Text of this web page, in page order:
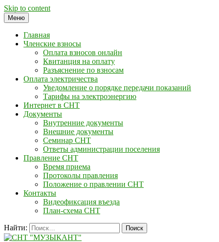
Skip to content
Меню
Главная
Членские взносы
Оплата взносов онлайн
Квитанция на оплату
Разъяснение по взносам
Оплата электричества
Уведомление о порядке передачи показаний
Тарифы на электроэнергию
Интернет в СНТ
Документы
Внутренние документы
Внешние документы
Семинар СНТ
Ответы администрации поселения
Правление СНТ
Время приема
Протоколы правления
Положение о правлении СНТ
Контакты
Видеофиксация въезда
План-схема СНТ
Найти: